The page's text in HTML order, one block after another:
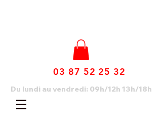
03 87 52 25 32
Du lundi au vendredi: 09h/12h 13h/18h